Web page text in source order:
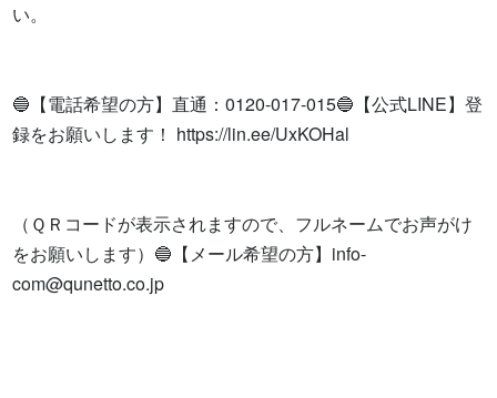
い。
🔵【電話希望の方】直通：0120-017-015🔵【公式LINE】登
録をお願いします！ https://lin.ee/UxKOHal
（ＱＲコードが表示されますので、フルネームでお声がけ
をお願いします）🔵【メール希望の方】 info-
com@qunetto.co.jp